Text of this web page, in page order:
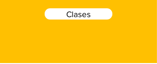
Clases